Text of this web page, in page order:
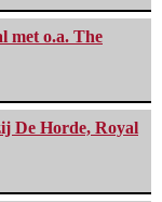
met o.a. The
De Horde, Royal